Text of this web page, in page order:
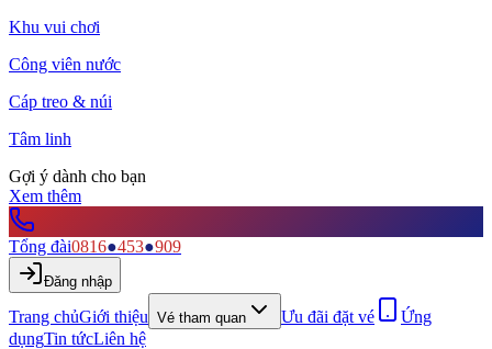
Khu vui chơi
Công viên nước
Cáp treo & núi
Tâm linh
Gợi ý dành cho bạn
Xem thêm
Tổng đài0816●453●909
Đăng nhập
Trang chủGiới thiệu Vé tham quan Ưu đãi đặt vé
Ứng
dụngTin tứcLiên hệ